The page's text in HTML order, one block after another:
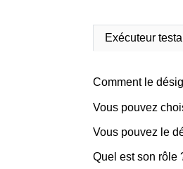
Exécuteur
Comment le
Vous pouvez
Vous pouvez le
Quel est son rôle